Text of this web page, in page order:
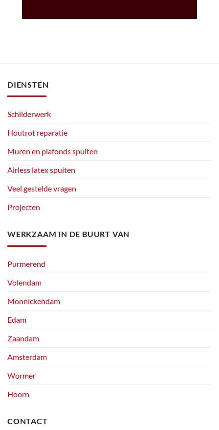
DIENSTEN
Schilderwerk
Houtrot reparatie
Muren en plafonds spuiten
Airless latex spuiten
Veel gestelde vragen
Projecten
WERKZAAM IN DE BUURT VAN
Purmerend
Volendam
Monnickendam
Edam
Zaandam
Amsterdam
Wormer
Hoorn
CONTACT